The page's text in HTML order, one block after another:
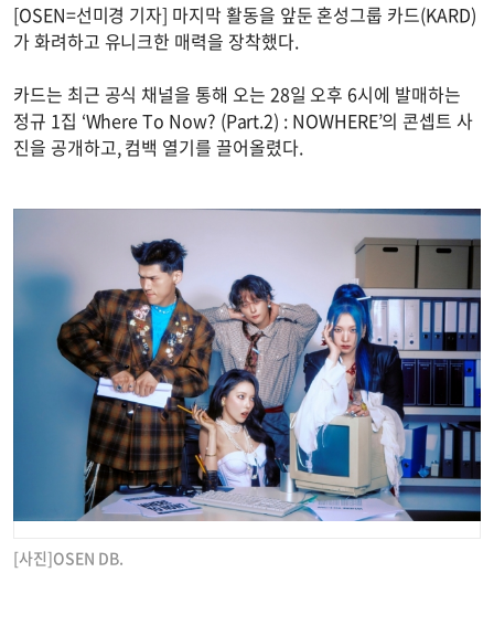
[OSEN=선미경 기자] 마지막 활동을 앞둔 혼성그룹 카드(KARD)
가 화려하고 유니크한 매력을 장착했다.
카드는 최근 공식 채널을 통해 오는 28일 오후 6시에 발매하는
정규 1집 ‘Where To Now? (Part.2) : NOWHERE’의 콘셉트 사
진을 공개하고, 컴백 열기를 끌어올렸다.
[사진]OSEN DB.